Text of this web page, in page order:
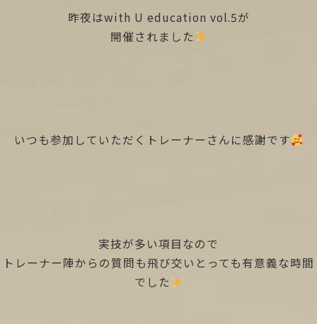
昨夜はwith U education vol.5が
開催されました
いつも参加していただくトレーナーさんに感謝です
実技が多い項目なので
トレーナー陣からの質問も飛び交いとっても有意義な時間
でした